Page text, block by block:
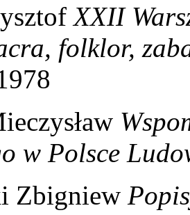
XXII
folklor,
w Polsce
Zbigniew